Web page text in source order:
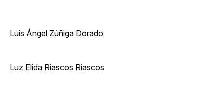
Luis Ángel Zúñiga Dorado
Luz Elida Riascos Riascos